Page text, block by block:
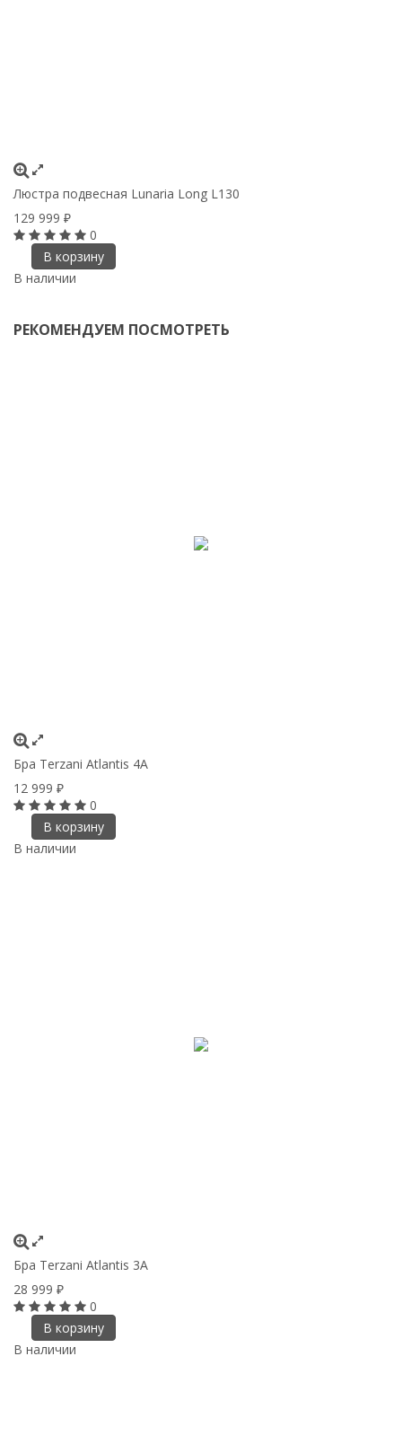
Люстра подвесная Lunaria Long L130
129 999 ₽
0
В корзину
В наличии
РЕКОМЕНДУЕМ ПОСМОТРЕТЬ
Бра Terzani Atlantis 4A
12 999 ₽
0
В корзину
В наличии
Бра Terzani Atlantis 3A
28 999 ₽
0
В корзину
В наличии